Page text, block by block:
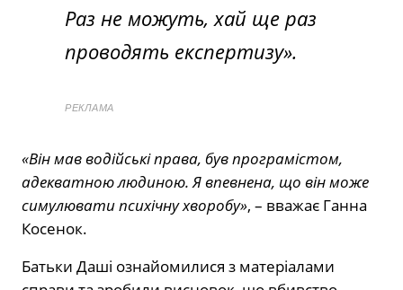
Раз не можуть, хай ще раз
проводять експертизу».
РЕКЛАМА
«Він мав водійські права, був програмістом,
адекватною людиною. Я впевнена, що він може
симулювати психічну хворобу», – вважає Ганна
Косенок.
Батьки Даші ознайомилися з матеріалами